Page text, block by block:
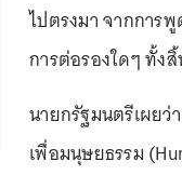
ไปตรงมา จากการ
การต่อรองใดๆ ทั้ง
นายกรัฐมนตรีเผยว่
เพื่อมนุษยธรรม